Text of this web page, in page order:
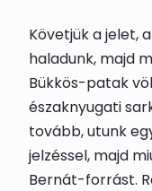
Követjük a jelet,
haladunk, majd
Bükkös-patak
északnyugati
tovább, utunk
jelzéssel, majd
Bernát-forrást.